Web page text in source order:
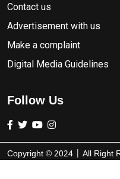
Contact us
Advertisement with us
Make a complaint
Digital Media Guidelines
Follow Us
Copyright © 2024 | All Right